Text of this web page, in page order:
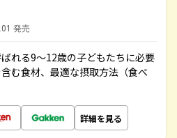
発売
ばれる9～12歳の子どもたちに必要
む食材、最適な摂取方法（食べ
詳細を見る